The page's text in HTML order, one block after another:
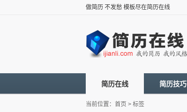
做简历 不发愁 模板尽在简历在线
简历在线 简历技巧
当前位置： 首页 > 标签